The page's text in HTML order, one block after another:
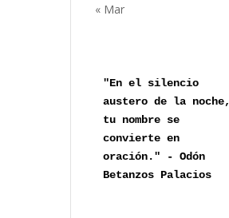
« Mar
"En el silencio
austero de la noche,
tu nombre se
convierte en
oración." - Odón
Betanzos Palacios